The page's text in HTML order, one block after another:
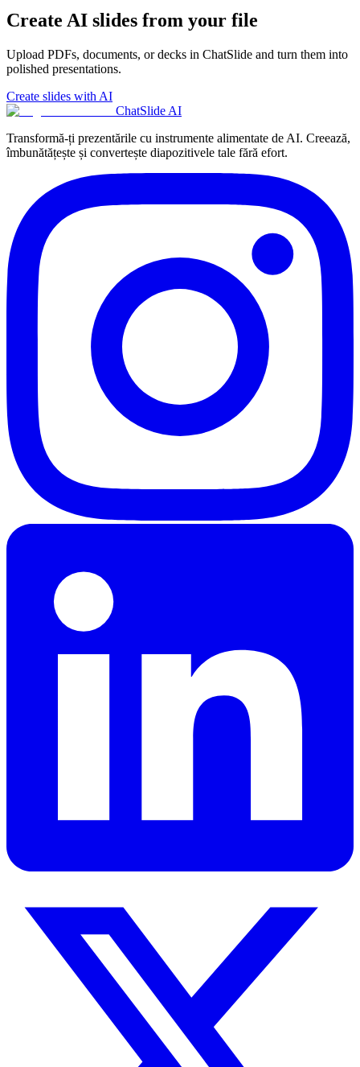
Create AI slides from your file
Upload PDFs, documents, or decks in ChatSlide and turn them into
polished presentations.
Create slides with AI
ChatSlide AI
Transformă-ți prezentările cu instrumente alimentate de AI. Creează,
îmbunătățește și convertește diapozitivele tale fără efort.